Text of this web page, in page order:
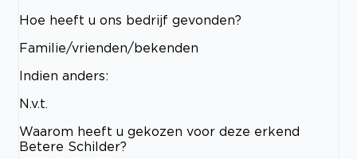
Hoe heeft u ons bedrijf gevonden?
Familie/vrienden/bekenden
Indien anders:
N.v.t.
Waarom heeft u gekozen voor deze erkend
Betere Schilder?